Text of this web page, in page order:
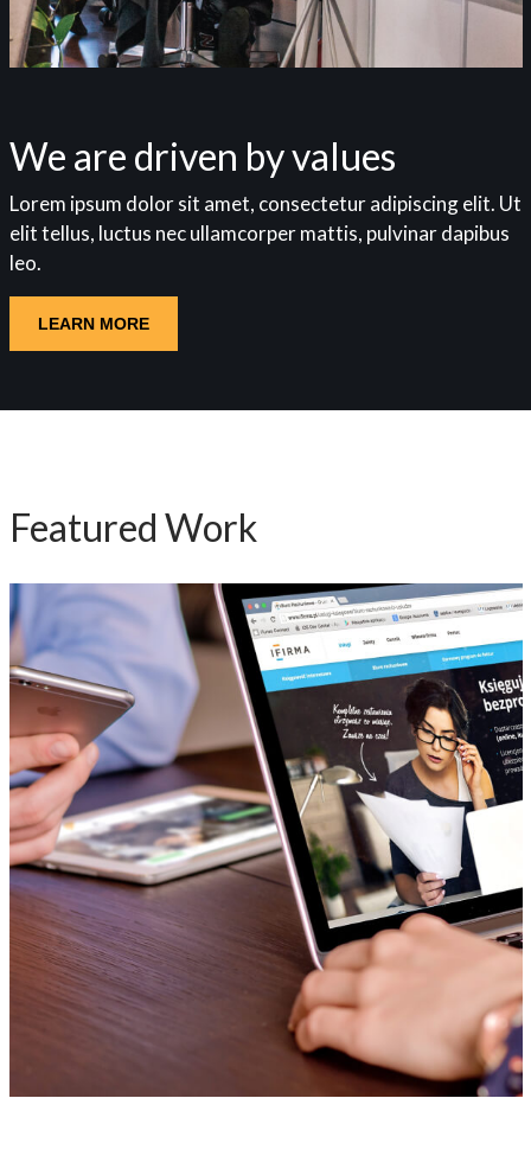
We are driven by values
Lorem ipsum dolor sit amet, consectetur adipiscing elit. Ut
elit tellus, luctus nec ullamcorper mattis, pulvinar dapibus
leo.
LEARN MORE
Featured Work